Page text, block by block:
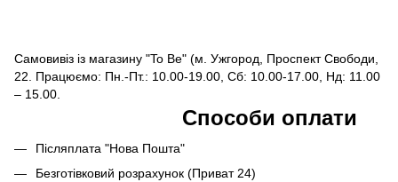
Самовивіз із магазину "To Be" (м. Ужгород, Проспект Свободи,
22. Працюємо: Пн.-Пт.: 10.00-19.00, Сб: 10.00-17.00, Нд: 11.00
– 15.00.
Способи оплати
Післяплата "Нова Пошта"
Безготівковий розрахунок (Приват 24)